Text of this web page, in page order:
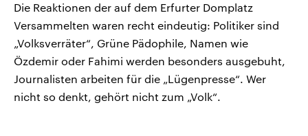
Die Reaktionen der auf dem Erfurter Domplatz
Versammelten waren recht eindeutig: Politiker sind
„Volksverräter“, Grüne Pädophile, Namen wie
Özdemir oder Fahimi werden besonders ausgebuht,
Journalisten arbeiten für die „Lügenpresse“. Wer
nicht so denkt, gehört nicht zum „Volk“.